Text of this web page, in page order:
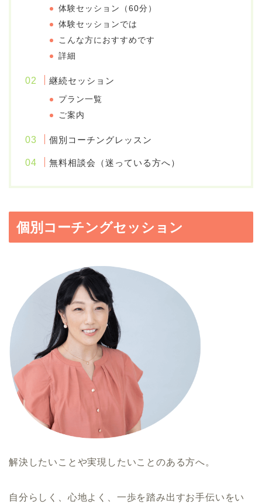
体験セッション（60分）
体験セッションでは
こんな方におすすめです
詳細
継続セッション
プラン一覧
ご案内
個別コーチングレッスン
無料相談会（迷っている方へ）
個別コーチングセッション
解決したいことや実現したいことのある方へ。
自分らしく、心地よく、一歩を踏み出すお手伝いをい